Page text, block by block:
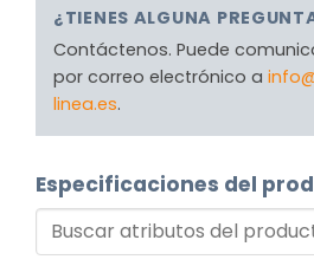
¿TIENES ALGUNA
Contáctenos. Puede
por correo electrónico a
linea.es.
Especificaciones del